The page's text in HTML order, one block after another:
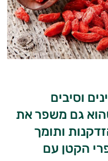
וסיבים
גם משפר את
ותומך
הקטן עם